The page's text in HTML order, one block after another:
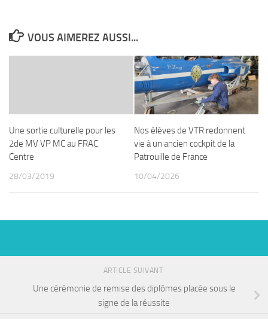
VOUS AIMEREZ AUSSI...
Une sortie culturelle pour les
2de MV VP MC au FRAC
Centre
28/03/2019
Nos élèves de VTR redonnent
vie à un ancien cockpit de la
Patrouille de France
10/04/2026
ARTICLE SUIVANT
Une cérémonie de remise des diplômes placée sous le
signe de la réussite